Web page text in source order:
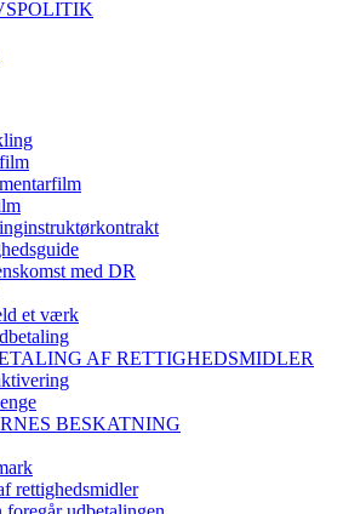
med DR
et værk
AF RETTIGHEDSMIDLER
BESKATNING
rettighedsmidler